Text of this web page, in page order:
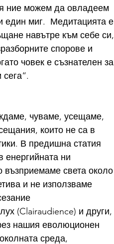
ние можем да овладеем
един миг.  Медитацията е
навътре към себе си,
спорове и
човек е съзнателен за
чуваме, усещаме,
които не са в
В предишна статия
енергийната ни
възприемаме света около
и не използваме
(Clairaudience) и други,
нашия еволюционен
среда,